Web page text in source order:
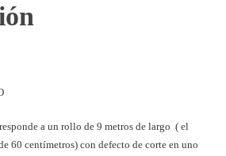
a un rollo de 9 metros de largo ( el
60 centímetros) con defecto de corte en uno